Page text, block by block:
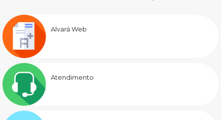
Alvará Web
Atendimento